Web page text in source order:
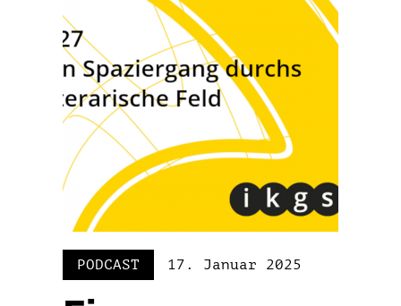
PODCAST 17. Januar 2025